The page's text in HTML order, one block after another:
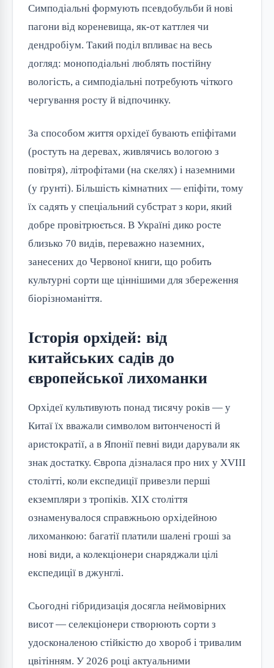
Симподіальні формують псевдобульби й нові
пагони від кореневища, як-от каттлея чи
дендробіум. Такий поділ впливає на весь
догляд: моноподіальні люблять постійну
вологість, а симподіальні потребують чіткого
чергування росту й відпочинку.
За способом життя орхідеї бувають епіфітами
(ростуть на деревах, живлячись вологою з
повітря), літрофітами (на скелях) і наземними
(у ґрунті). Більшість кімнатних — епіфіти, тому
їх садять у спеціальний субстрат з кори, який
добре провітрюється. В Україні дико росте
близько 70 видів, переважно наземних,
занесених до Червоної книги, що робить
культурні сорти ще ціннішими для збереження
біорізноманіття.
Історія орхідей: від
китайських садів до
європейської лихоманки
Орхідеї культивують понад тисячу років — у
Китаї їх вважали символом витонченості й
аристократії, а в Японії певні види дарували як
знак достатку. Європа дізналася про них у XVIII
столітті, коли експедиції привезли перші
екземпляри з тропіків. XIX століття
ознаменувалося справжньою орхідейною
лихоманкою: багатії платили шалені гроші за
нові види, а колекціонери снаряджали цілі
експедиції в джунглі.
Сьогодні гібридизація досягла неймовірних
висот — селекціонери створюють сорти з
удосконаленою стійкістю до хвороб і тривалим
цвітінням. У 2026 році актуальними